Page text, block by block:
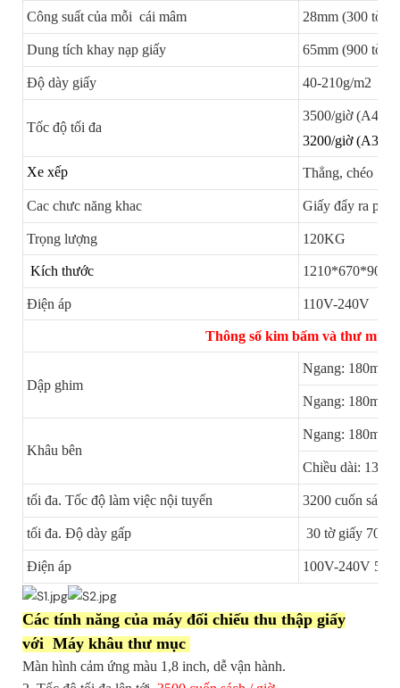
Công suất của mỗi cái mâm 28mm (300 tờ
Dung tích khay nạp giấy 65mm (900 tờ
Độ dày giấy 40-210g/m2
Tốc độ tối đa
3500/giờ (A4);
3200/giờ (A3)
Xe xếp Thẳng, chéo
Cac chưc năng khac Giấy đẩy ra phía
Trọng lượng 120KG
Kích thước
Điện áp 110V-240V
Thông số kim bấm và thư mục
Dập ghim
Ngang:
Ngang:
Khâu bên
Ngang:
Chiều dài:
tối đa. Tốc độ làm việc nội tuyến 3200 cuốn
tối đa. Độ dày gấp 30 tờ giấy
Điện áp 100V-240V 50/
Các tính năng của máy đối chiếu thu thập giấy
với Máy khâu thư mục
Màn hình cảm ứng màu 1,8 inch, dễ vận hành.